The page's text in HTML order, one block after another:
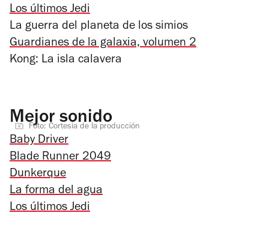
Los últimos Jedi
La guerra del planeta de los simios
Guardianes de la galaxia, volumen 2
Kong: La isla calavera
Mejor sonido
Foto: Cortesía de la producción
Baby Driver
Blade Runner 2049
Dunkerque
La forma del agua
Los últimos Jedi